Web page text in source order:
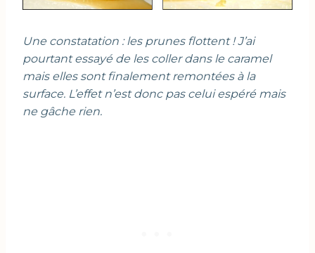
Une constatation : les prunes flottent ! J’ai
pourtant essayé de les coller dans le caramel
mais elles sont finalement remontées à la
surface. L’effet n’est donc pas celui espéré mais
ne gâche rien.